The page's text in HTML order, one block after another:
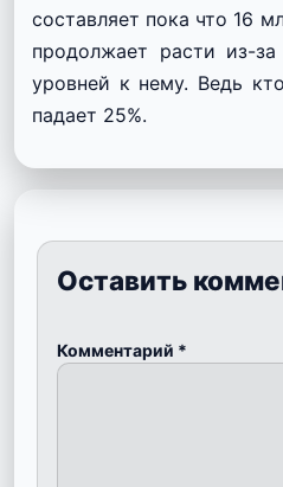
составляет пока что 16
продолжает расти из-
уровней к нему. Ведь
падает 25%.
Оставить
Комментарий *